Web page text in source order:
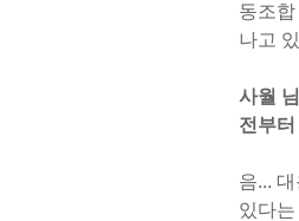
동조
나고
사월
전부
음...
있다